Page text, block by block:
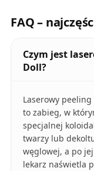
FAQ –
Czym jest
Doll?
Laserowy
to zabieg, w
specjalnej
twarzy lub
węglowej, a po
lekarz naświetla